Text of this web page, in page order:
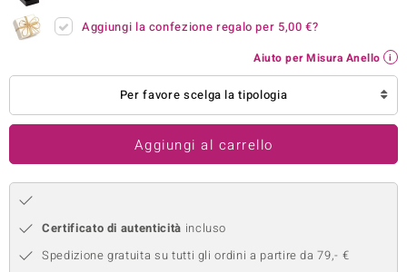
Aggiungi la confezione regalo per 5,00 €?
Aiuto per Misura Anello
Per favore scelga la tipologia
Aggiungi al carrello
Certificato di autenticità incluso
Spedizione gratuita su tutti gli ordini a partire da 79,- €